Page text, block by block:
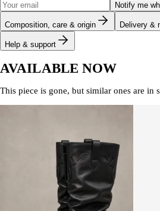
Notify me
Composition, care & origin Delivery &
Help & support
AVAILABLE NOW
This piece is gone, but similar ones are in